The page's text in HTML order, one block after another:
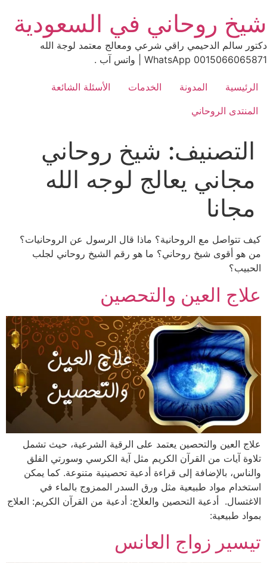
to
content
شيخ روحاني في السعودية
دكتور سالم الدحيمي راقي شرعي ومعالج معتمد لوجة الله
0015066065871 WhatsApp | واتس آب .
الرئيسية المدونة الخدمات
الأسئلة الشائعة
المنتدى الروحاني
التصنيف: شيخ روحاني
مجاني يعالج لوجه الله
مجانا
كيف تتواصل مع الروحانية؟ ماذا قال الرسول عن الروحانيات؟
من هو أقوى شيخ روحاني؟ ما هو رقم الشيخ روحاني لجلب
الحبيب؟
علاج العين والتحصين
علاج العين والتحصين يعتمد على الرقية الشرعية، حيث تشمل
تلاوة آيات من القرآن الكريم مثل آية الكرسي وسورتي الفلق
والناس، بالإضافة إلى قراءة أدعية تحصينية متنوعة. كما يمكن
استخدام مواد طبيعية مثل ورق السدر الممزوج بالماء في
الاغتسال. أدعية التحصين والعلاج: أدعية من القرآن الكريم: العلاج
بمواد طبيعية:
تيسير زواج العانس